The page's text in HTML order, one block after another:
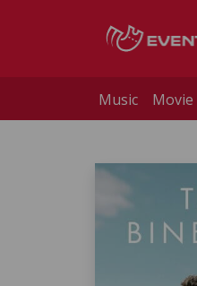
Music Movie